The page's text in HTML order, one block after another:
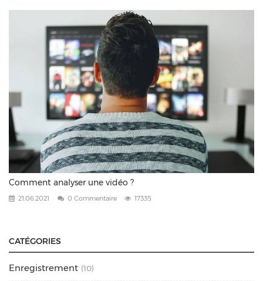
Comment analyser une vidéo ?
21.06.2021 0 Commentaire 17335
CATÉGORIES
Enregistrement (10)